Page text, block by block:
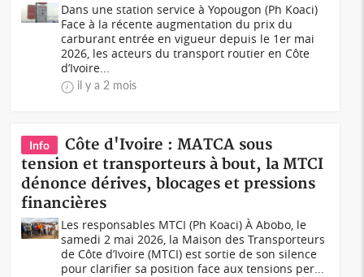
Dans une station service à Yopougon (Ph Koaci)
Face à la récente augmentation du prix du
carburant entrée en vigueur depuis le 1er mai
2026, les acteurs du transport routier en Côte
d’Ivoire...
il y a 2 mois
Info
Côte d'Ivoire : MATCA sous
tension et transporteurs à bout, la MTCI
dénonce dérives, blocages et pressions
financières
Les responsables MTCI (Ph Koaci) À Abobo, le
samedi 2 mai 2026, la Maison des Transporteurs
de Côte d’Ivoire (MTCI) est sortie de son silence
pour clarifier sa position face aux tensions per...